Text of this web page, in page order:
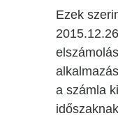
Ezek
a számla